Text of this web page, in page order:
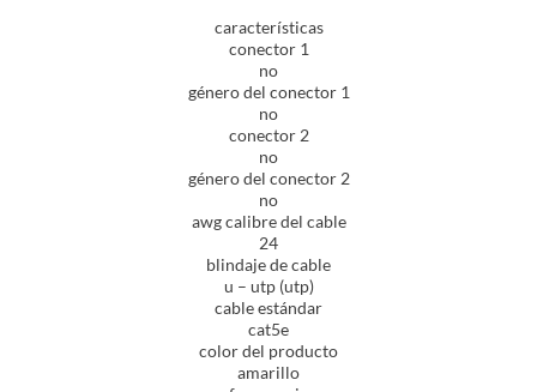
características
conector 1
no
género del conector 1
no
conector 2
no
género del conector 2
no
awg calibre del cable
24
blindaje de cable
u – utp (utp)
cable estándar
cat5e
color del producto
amarillo